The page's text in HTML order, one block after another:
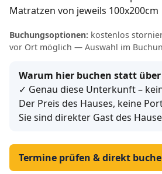
Matratzen von jeweils 100x200cm
Buchungsoptionen: kostenlos
vor Ort möglich — Auswahl im
Warum hier buchen statt
✓ Genau diese Unterkunft –
Der Preis des Hauses, keine
Sie sind direkter Gast des
Termine prüfen & direkt